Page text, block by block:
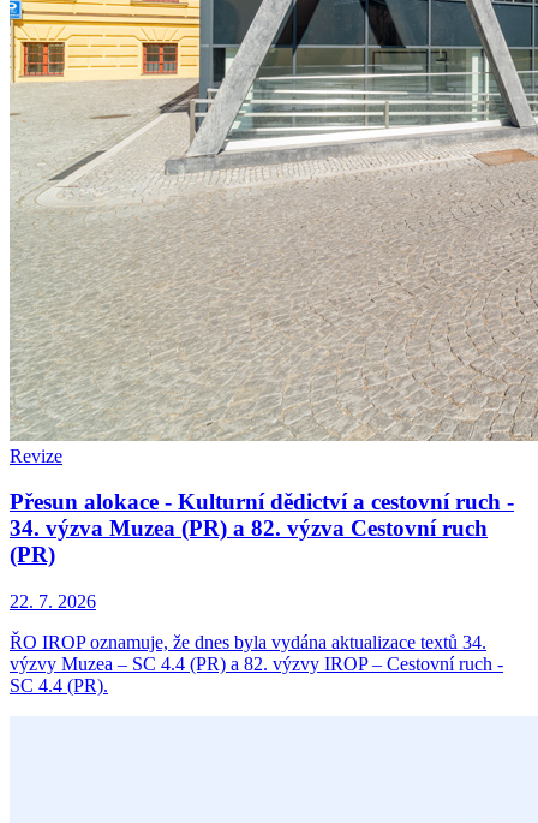
Revize
Přesun alokace - Kulturní dědictví a cestovní ruch -
34. výzva Muzea (PR) a 82. výzva Cestovní ruch
(PR)
22. 7. 2026
ŘO IROP oznamuje, že dnes byla vydána aktualizace textů 34.
výzvy Muzea – SC 4.4 (PR) a 82. výzvy IROP – Cestovní ruch -
SC 4.4 (PR).